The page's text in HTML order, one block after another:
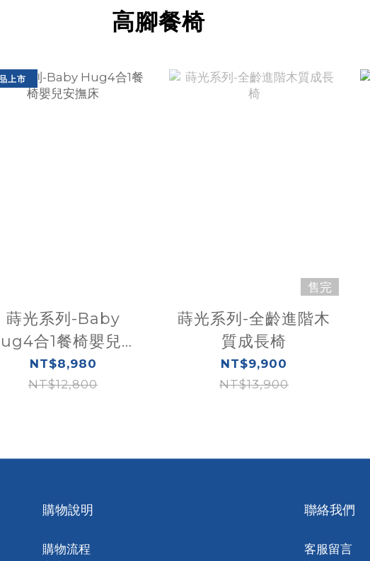
高腳餐椅
上市
蒔光系列-Baby
合1餐椅嬰兒安
撫床
NT$8,980
NT$12,800
售完
蒔光系列-全齡進階木
質成長椅
NT$9,900
NT$13,900
購物說明
購物流程
聯絡我們
客服留言